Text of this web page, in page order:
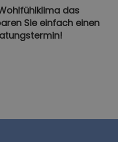
das
Sie einfach einen